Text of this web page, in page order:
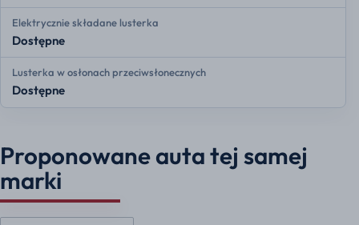
Elektrycznie składane lusterka
Dostępne
Lusterka w osłonach przeciwsłonecznych
Dostępne
Proponowane auta tej samej
marki